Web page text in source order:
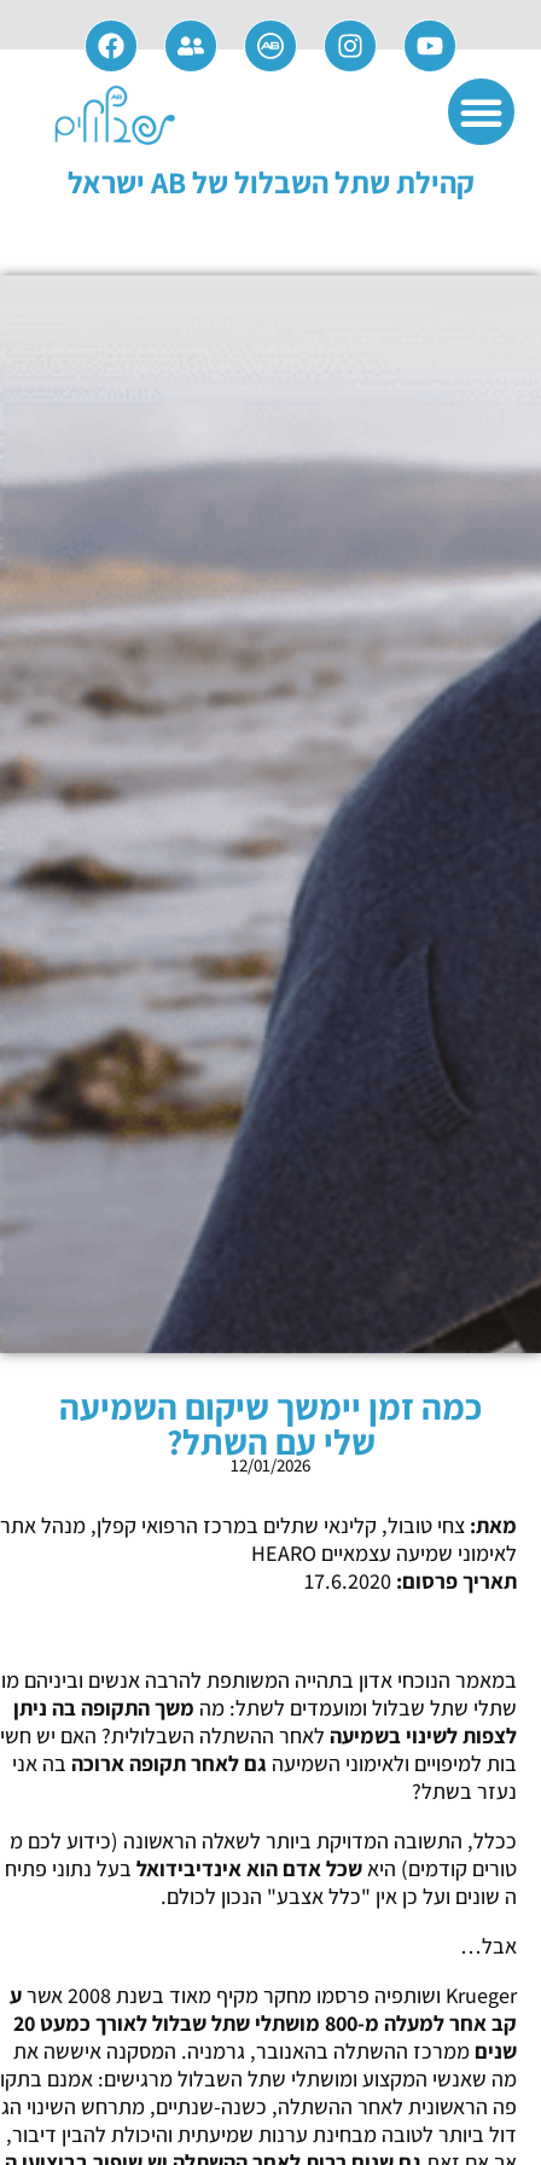
קהילת שתל השבלול של AB ישראל
כמה זמן יימשך שיקום השמיעה
שלי עם השתל?
12/01/2026
מאת:צחי טובול, קלינאי שתלים במרכז הרפואי קפלן, מנהל אתר
לאימוני שמיעה עצמאיים HEARO
תאריך פרסום:17.6.2020
במאמר הנוכחי אדון בתהייה המשותפת להרבה אנשים וביניהם מו
שתלי שתל שבלול ומועמדים לשתל: מהמשך התקופה בה ניתן
לצפות לשינוי בשמיעהלאחר ההשתלה השבלולית? האם יש חשי
בות למיפויים ולאימוני השמיעהגם לאחר תקופה ארוכהבה אני
נעזר בשתל?
ככלל, התשובה המדויקת ביותר לשאלה הראשונה (כידוע לכם מ
טורים קודמים) היאשכל אדם הוא אינדיבידואלבעל נתוני פתיח
ה שונים ועל כן אין "כלל אצבע" הנכון לכולם.
אבל…
Krueger ושותפיה פרסמו מחקר מקיף מאוד בשנת 2008 אשר
ע
קב אחר למעלה מ-800 מושתלי שתל שבלול לאורך כמעט 20
שניםממרכז ההשתלה בהאנובר, גרמניה. המסקנה איששה את
מה שאנשי המקצוע ומושתלי שתל השבלול מרגישים: אמנם בתקו
פה הראשונית לאחר ההשתלה, כשנה-שנתיים, מתרחש השינוי הג
דול ביותר לטובה מבחינת ערנות שמיעתית והיכולת להבין דיבור,